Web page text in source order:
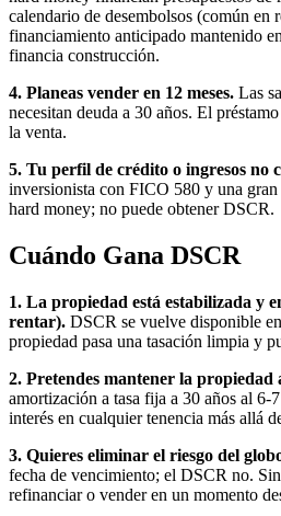
calendario de desembolsos (común en
financiamiento anticipado mantenido
financia construcción.
4. Planeas vender en 12 meses. Las
necesitan deuda a 30 años. El
la venta.
5. Tu perfil de crédito o ingresos no
inversionista con FICO 580 y una
hard money; no puede obtener DSCR.
Cuándo Gana DSCR
1. La propiedad está estabilizada y
rentar). DSCR se vuelve disponible
propiedad pasa una tasación limpia y
2. Pretendes mantener la propiedad
amortización a tasa fija a 30 años al 6-
interés en cualquier tenencia más allá
3. Quieres eliminar el riesgo del
fecha de vencimiento; el DSCR no.
refinanciar o vender en un momento